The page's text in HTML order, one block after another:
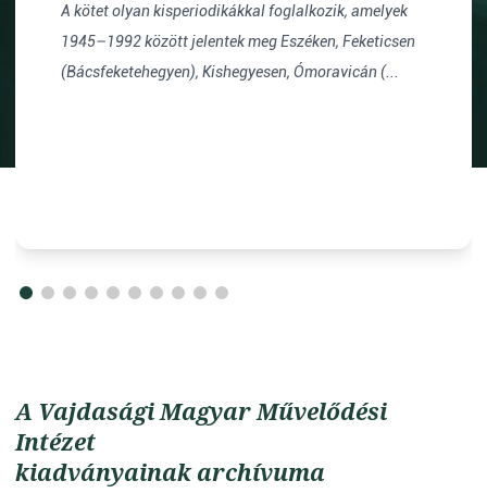
A kötet olyan kisperiodikákkal foglalkozik, amelyek
1945–1992 között jelentek meg Eszéken, Feketicsen
(Bácsfeketehegyen), Kishegyesen, Ómoravicán (...
A Vajdasági Magyar Művelődési
Intézet
kiadványainak archívuma